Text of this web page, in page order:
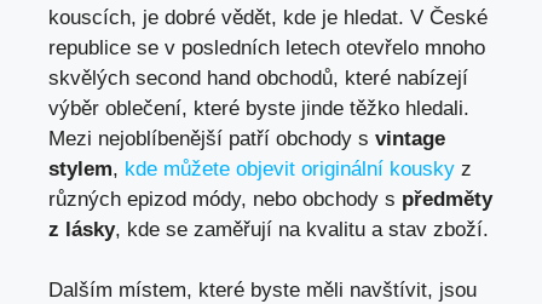
kouscích, je dobré vědět, kde je hledat.​ V České
republice se v posledních⁣ letech otevřelo mnoho
skvělých second hand obchodů, které nabízejí
výběr ⁤oblečení, ⁣které ​byste jinde ⁢těžko hledali.
Mezi nejoblíbenější ⁣patří obchody s⁢ vintage
stylem,⁤ kde můžete objevit originální kousky z
různých epizod módy, ⁢nebo obchody s předměty
z lásky, ⁣kde se zaměřují na kvalitu a stav ⁢zboží.
Dalším místem, které ​byste měli navštívit, jsou ⁤